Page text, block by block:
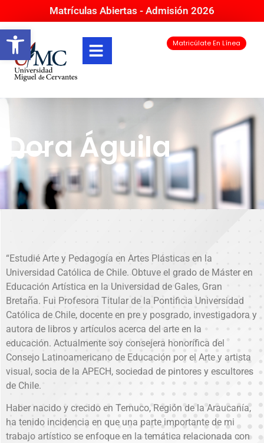
Abrir barra de herramientas
Matrículas Abiertas - Admisión 2026
Matricúlate En Línea
Dora Águila
“Estudié Arte y Pedagogía en Artes Plásticas en la
Universidad Católica de Chile. Obtuve el grado de Máster en
Educación Artística en la Universidad de Gales, Gran
Bretaña. Fui Profesora Titular de la Pontificia Universidad
Católica de Chile, docente en pre y posgrado, investigadora y
autora de libros y artículos acerca del arte en la
educación. Actualmente soy consejera honorífica del
Consejo Latinoamericano de Educación por el Arte y artista
visual, socia de la APECH, sociedad de pintores y escultores
de Chile.
Haber nacido y crecido en Temuco, Región de la Araucanía,
ha tenido incidencia en que una parte importante de mi
trabajo artístico se enfoque en la temática relacionada con